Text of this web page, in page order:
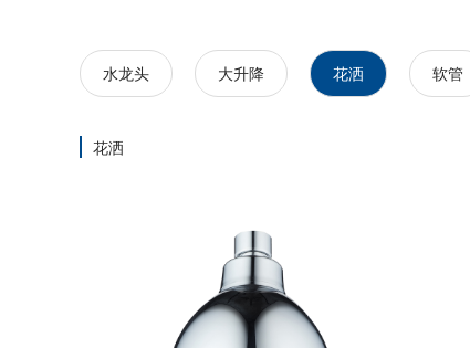
水龙头 大升降 花洒 软管
花洒